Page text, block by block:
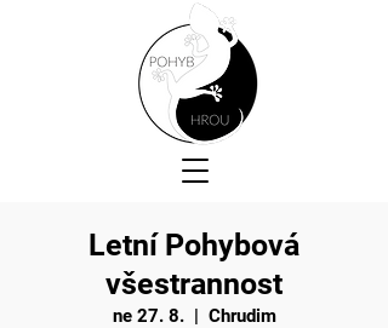
Letní Pohybová
všestrannost
ne 27. 8.
  |
Chrudim